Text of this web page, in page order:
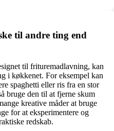
til andre ting end
til frituremadlavning, kan
i køkkenet. For eksempel kan
spaghetti eller ris fra en stor
bruge den til at fjerne skum
kreative måder at bruge
for at eksperimentere og
redskab.